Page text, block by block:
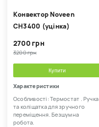
Kонвектор Noveen
CH3400 (уцінка)
2700 грн
3200 грн
Купити
Характеристики
Особливості: Термостат . Ручка
та коліщатка для зручного
переміщення. Безшумна
робота.